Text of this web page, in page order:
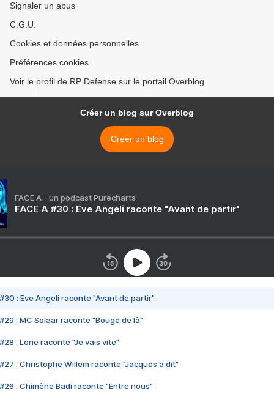
Signaler un abus
C.G.U.
Cookies et données personnelles
Préférences cookies
Voir le profil de RP Defense sur le portail Overblog
Créer un blog sur Overblog
Créer un blog
FACE A - un podcast Purecharts
FACE A #30 : Eve Angeli raconte "Avant de partir"
#30 : Eve Angeli raconte "Avant de partir"
#29 : MC Solaar raconte "Bouge de là"
#28 : Lorie raconte "Je vais vite"
#27 : Christophe Willem raconte "Jacques a dit"
#26 : Chimène Badi raconte "Entre nous"